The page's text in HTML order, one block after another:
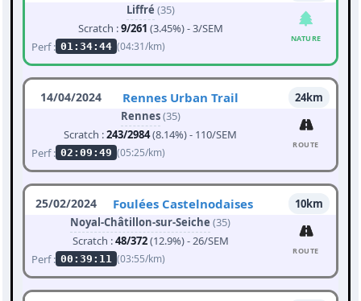
Liffré (35)
Scratch :9/261 (3.45%) - 3/SEM
Perf : 01:34:44 (04:31/km)
NATURE
14/04/2024 Rennes Urban Trail
24km
Rennes(35)
Scratch :243/2984(8.14%) - 110/SEM
Perf : 02:09:49 (05:25/km)
ROUTE
25/02/2024 Foulées Castelnodaises
10km
Noyal-Châtillon-sur-Seiche (35)
Scratch :48/372(12.9%) - 26/SEM
Perf : 00:39:11 (03:55/km)
ROUTE